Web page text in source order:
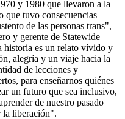
y 1980 que llevaron a la
que tuvo consecuencias
de las personas trans",
y gerente de Statewide
historia es un relato vívido y
alegría y un viaje hacia la
de lecciones y
para enseñarnos quiénes
un futuro que sea inclusivo,
de nuestro pasado
la liberación".